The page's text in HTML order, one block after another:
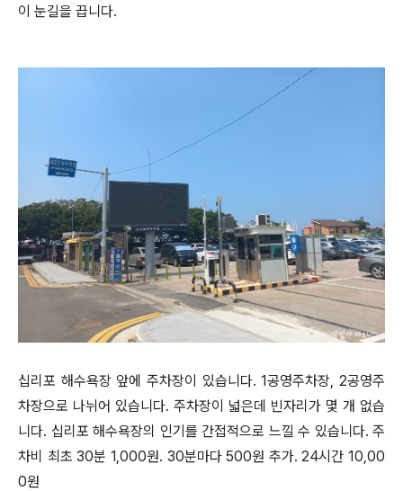
이 눈길을 끕니다.
십리포 해수욕장 앞에 주차장이 있습니다. 1공영주차장, 2공영주
차장으로 나뉘어 있습니다. 주차장이 넓은데 빈자리가 몇 개 없습
니다. 십리포 해수욕장의 인기를 간접적으로 느낄 수 있습니다. 주
차비 최초 30분 1,000원. 30분마다 500원 추가. 24시간 10,00
0원